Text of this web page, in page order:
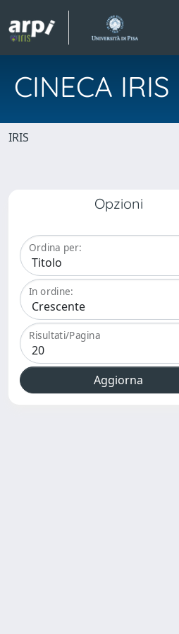
CINECA IRIS
IRIS
Opzioni
Ordina per:
In ordine:
Risultati/Pagina